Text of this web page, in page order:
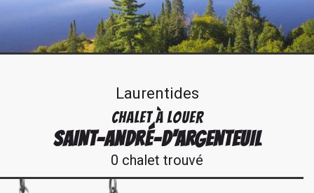
Laurentides
CHALET À LOUER
SAINT-ANDRÉ-D'ARGENTEUIL
0 chalet trouvé